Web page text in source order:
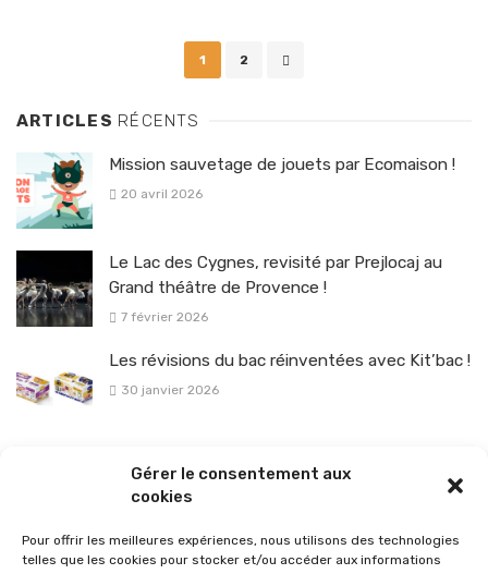
Gérer le consentement aux
cookies
Pour offrir les meilleures expériences, nous utilisons des technologies
telles que les cookies pour stocker et/ou accéder aux informations
1 2
ARTICLES RÉCENTS
Mission sauvetage de jouets par Ecomaison !
20 avril 2026
Le Lac des Cygnes, revisité par Prejlocaj au
Grand théâtre de Provence !
7 février 2026
Les révisions du bac réinventées avec Kit’bac !
30 janvier 2026